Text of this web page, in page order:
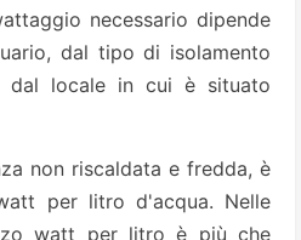
necessario dipende
dal tipo di isolamento
dal locale in cui è situato
non riscaldata e fredda, è
per litro d'acqua. Nelle
watt per litro è più che